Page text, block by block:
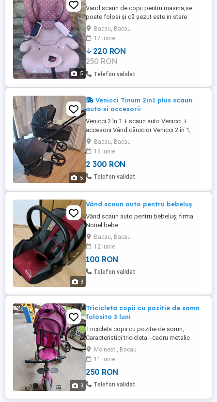
5
Vand scaun de copii pentru mașina,se
poate folosi și că șezut este in stare
foarte buna.Cu predare personala in
Bacău nu trimit prin curier
Bacau, Bacau
17 iunie
220 RON
250 RON
Telefon validat
5
Venicci Tinum 2in1 plus scaun
auto si accesorii
Venicci 2 în 1 + scaun auto Venicci +
accesorii Vând cărucior Venicci 2 în 1,
foarte bine întreținut, folosit cu grijă
pentru un singur copil. Pachetul include:
Landou Parte sport Scaun auto Venicci
Husă de ploaie originală Footmuff husă
de iarnă pentru picioare Coș de
Bacau, Bacau
16 iunie
2 300 RON
Telefon validat
3
Vând scaun auto pentru bebeluş
Vând scaun auto pentru bebeluş, firma
Noriel bebe
Bacau, Bacau
12 iunie
100 RON
Telefon validat
3
Tricicleta copii cu pozitie de somn
folosita 3 luni
Tricicleta copii cu pozitie de somn,
Caracteristici tricicleta: -cadru metalic
rezistent -roata din fata se poate bloca pe
directa de mers inainte -roata din fata are
functia freewheel, chiar daca copilul
ajunge la pedale, dar parintele nu vrea sa
fie condusa tricicleta de catre copil,
Moinesti, Bacau
11 iunie
250 RON
Telefon validat